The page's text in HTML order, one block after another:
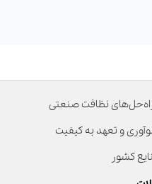
راه‌حل‌های نظافت صنعتی
و تعهد به کیفیت
کشور